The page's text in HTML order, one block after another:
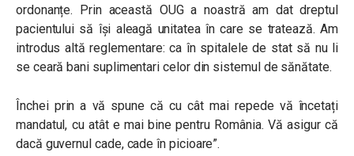
ordonanțe. Prin această OUG a noastră am dat dreptul
pacientului să își aleagă unitatea în care se tratează. Am
introdus altă reglementare: ca în spitalele de stat să nu li
se ceară bani suplimentari celor din sistemul de sănătate.
Închei prin a vă spune că cu cât mai repede vă încetați
mandatul, cu atât e mai bine pentru România. Vă asigur că
dacă guvernul cade, cade în picioare”.